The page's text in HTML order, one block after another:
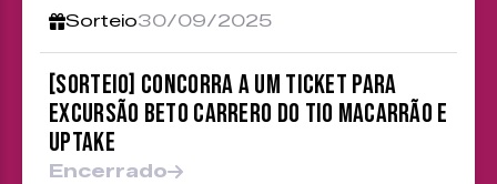
Sorteio30/09/2025
[SORTEIO] Concorra a um ticket para
Excursão Beto Carrero do Tio Macarrão e
Uptake
Encerrado